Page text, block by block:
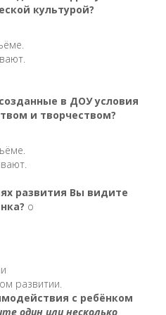
культурой?
в ДОУ условия
и творчеством?
развития Вы видите
o
развитии.
с ребёнком
один или несколько